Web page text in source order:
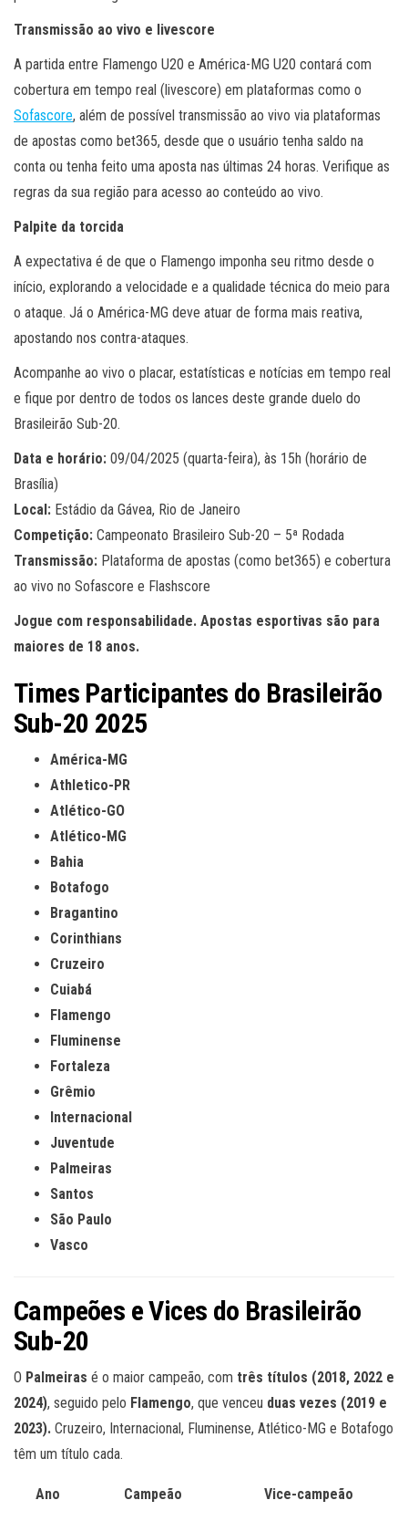
Transmissão ao vivo e livescore
A partida entre Flamengo U20 e América-MG U20 contará com
cobertura em tempo real (livescore) em plataformas como o
Sofascore, além de possível transmissão ao vivo via plataformas
de apostas como bet365, desde que o usuário tenha saldo na
conta ou tenha feito uma aposta nas últimas 24 horas. Verifique as
regras da sua região para acesso ao conteúdo ao vivo.
Palpite da torcida
A expectativa é de que o Flamengo imponha seu ritmo desde o
início, explorando a velocidade e a qualidade técnica do meio para
o ataque. Já o América-MG deve atuar de forma mais reativa,
apostando nos contra-ataques.
Acompanhe ao vivo o placar, estatísticas e notícias em tempo real
e fique por dentro de todos os lances deste grande duelo do
Brasileirão Sub-20.
Data e horário: 09/04/2025 (quarta-feira), às 15h (horário de
Brasília)
Local: Estádio da Gávea, Rio de Janeiro
Competição: Campeonato Brasileiro Sub-20 – 5ª Rodada
Transmissão: Plataforma de apostas (como bet365) e cobertura
ao vivo no Sofascore e Flashscore
Jogue com responsabilidade. Apostas esportivas são para
maiores de 18 anos.
Times Participantes do Brasileirão
Sub-20 2025
América-MG
Athletico-PR
Atlético-GO
Atlético-MG
Bahia
Botafogo
Bragantino
Corinthians
Cruzeiro
Cuiabá
Flamengo
Fluminense
Fortaleza
Grêmio
Internacional
Juventude
Palmeiras
Santos
São Paulo
Vasco
Campeões e Vices do Brasileirão
Sub-20
O Palmeiras é o maior campeão, com três títulos (2018, 2022 e
2024), seguido pelo Flamengo, que venceu duas vezes (2019 e
2023). Cruzeiro, Internacional, Fluminense, Atlético-MG e Botafogo
têm um título cada.
Ano Campeão Vice-campeão